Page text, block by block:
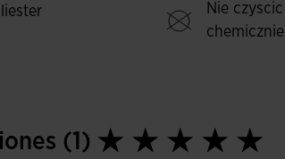
Nie czyscic
chemicznie
(1)